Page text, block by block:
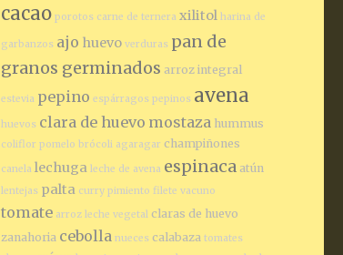
cacao porotos carne de ternera xilitol harina de
garbanzos ajo huevo verduras pan de
granos germinados arroz integral
estevia pepino espárragos pepinos avena
huevos clara de huevo mostaza hummus
coliflor pomelo brócoli agaragar champiñones
canela lechuga leche de avena espinaca atún
lentejas palta curry pimiento filete vacuno
tomate arroz leche vegetal claras de huevo
zanahoria cebolla nueces calabaza tomates